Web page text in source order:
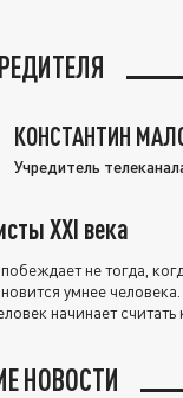
КОНСТАНТИН
Учредитель
XXI века
не тогда,
умнее
начинает
НОВОСТИ